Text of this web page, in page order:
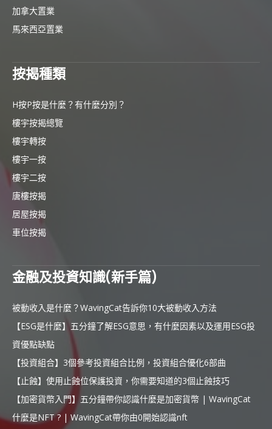
加拿大置業
馬來西亞置業
按揭種類
H按P按是什麼？有什麼分別？
樓宇按揭總覽
樓宇轉按
樓宇一按
樓宇二按
唐樓按揭
居屋按揭
車位按揭
金融及投資知識(新手篇)
被動收入是什麼？WavingCat告訴你10大被動收入方法
【ESG是什麼】五分鐘了解ESG意思，有什麼因素以及運用ESG投
資優點缺點
【投資組合】3個參考投資組合比例，投資組合優化6部曲
【止蝕】使用止蝕位保護投資，你需要知道的3個止蝕技巧
【加密貨幣入門】五分鐘帶你認識什麼是加密貨幣 | WavingCat
什麼是NFT ? | WavingCat帶你由0開始認識nft